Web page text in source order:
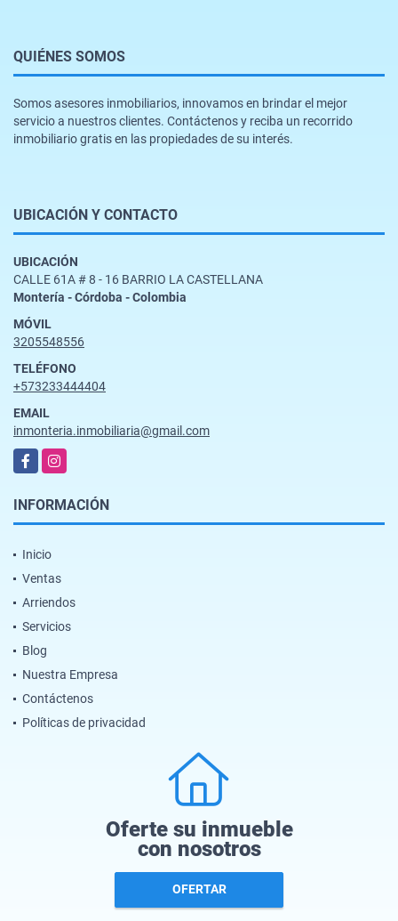
QUIÉNES SOMOS
Somos asesores inmobiliarios, innovamos en brindar el mejor
servicio a nuestros clientes. Contáctenos y reciba un recorrido
inmobiliario gratis en las propiedades de su interés.
UBICACIÓN Y CONTACTO
UBICACIÓN
CALLE 61A # 8 - 16 BARRIO LA CASTELLANA
Montería - Córdoba - Colombia
MÓVIL
3205548556
TELÉFONO
+573233444404
EMAIL
inmonteria.inmobiliaria@gmail.com
FacebookInstagram
INFORMACIÓN
Inicio
Ventas
Arriendos
Servicios
Blog
Nuestra Empresa
Contáctenos
Políticas de privacidad
Oferte su inmueble
con nosotros
OFERTAR